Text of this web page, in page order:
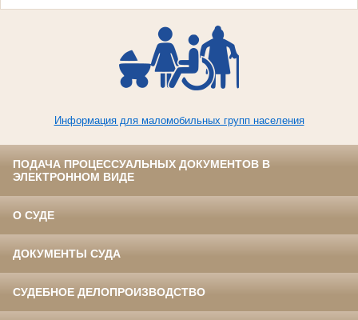
Информация для маломобильных групп населения
ПОДАЧА ПРОЦЕССУАЛЬНЫХ ДОКУМЕНТОВ В
ЭЛЕКТРОННОМ ВИДЕ
О СУДЕ
ДОКУМЕНТЫ СУДА
СУДЕБНОЕ ДЕЛОПРОИЗВОДСТВО